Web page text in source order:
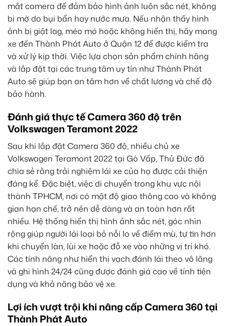
mắt camera để đảm bảo hình ảnh luôn sắc nét, không
bị mờ do bụi bẩn hay nước mưa. Nếu nhận thấy hình
ảnh bị giật lag, méo mó hoặc không hiển thị, hãy mang
xe đến Thành Phát Auto ở Quận 12 để được kiểm tra
và xử lý kịp thời. Việc lựa chọn sản phẩm chính hãng
và lắp đặt tại các trung tâm uy tín như Thành Phát
Auto sẽ giúp bạn an tâm hơn về chất lượng và chế độ
bảo hành.
Đánh giá thực tế Camera 360 độ trên
Volkswagen Teramont 2022
Sau khi lắp đặt Camera 360 độ, nhiều chủ xe
Volkswagen Teramont 2022 tại Gò Vấp, Thủ Đức đã
chia sẻ rằng trải nghiệm lái xe của họ được cải thiện
đáng kể. Đặc biệt, việc di chuyển trong khu vực nội
thành TPHCM, nơi có mật độ giao thông cao và không
gian hạn chế, trở nên dễ dàng và an toàn hơn rất
nhiều. Hệ thống hiển thị hình ảnh sắc nét, góc nhìn
rộng giúp người lái loại bỏ nỗi lo về điểm mù, tự tin hơn
khi chuyển làn, lùi xe hoặc đỗ xe vào những vị trí khó.
Các tính năng như hiển thị vạch đánh lái theo vô lăng
và ghi hình 24/24 cũng được đánh giá cao về tính tiện
dụng và khả năng bảo vệ xe.
Lợi ích vượt trội khi nâng cấp Camera 360 tại
Thành Phát Auto